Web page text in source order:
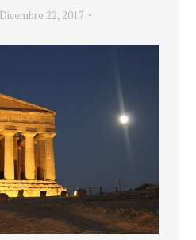
Dicembre 22, 2017